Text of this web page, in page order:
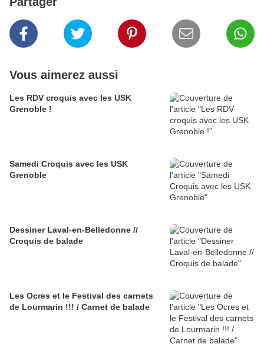
Vous aimerez aussi
Les RDV croquis avec les USK
Grenoble !
Samedi Croquis avec les USK
Grenoble
Dessiner Laval-en-Belledonne //
Croquis de balade
Les Ocres et le Festival des carnets
de Lourmarin !!! / Carnet de balade